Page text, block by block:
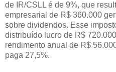
de IR/CSLL é de 9%, que
empresarial de R$ 360.000
sobre dividendos. Esse
distribuído lucro de R$
rendimento anual de R$
paga 27,5%.